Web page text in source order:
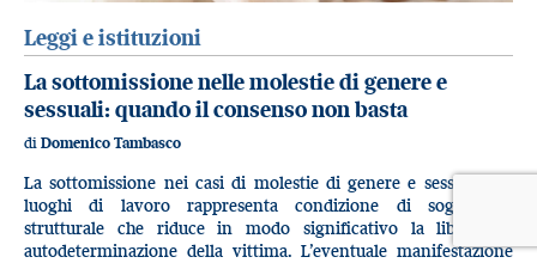
Leggi e istituzioni
La sottomissione nelle molestie di genere e
sessuali: quando il consenso non basta
di Domenico Tambasco
La sottomissione nei casi di molestie di genere e sessuali nei
luoghi di lavoro rappresenta condizione di soggezione
strutturale che riduce in modo significativo la libertà di
autodeterminazione della vittima. L’eventuale manifestazione